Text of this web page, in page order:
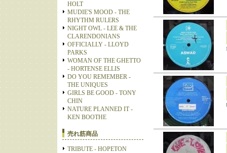
HOLT
MUDIE'S MOOD - THE
RHYTHM RULERS
NIGHT OWL - LEE & THE
CLARENDONIANS
OFFICIALLY - LLOYD
PARKS
WOMAN OF THE GHETTO
- HORTENSE ELLIS
DO YOU REMEMBER -
THE UNIQUES
GIRLS BE GOOD - TONY
CHIN
NATURE PLANNED IT -
KEN BOOTHE
売れ筋商品
TRIBUTE - HOPETON